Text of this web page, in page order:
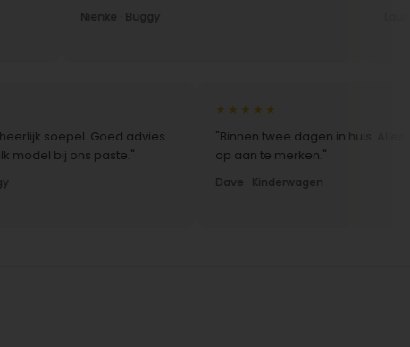
Nienke · Buggy
soepel. Goed advies
bij ons paste."
★★★★★
"Binnen twee dagen in huis. Alles
op aan te merken."
Dave · Kinderwagen